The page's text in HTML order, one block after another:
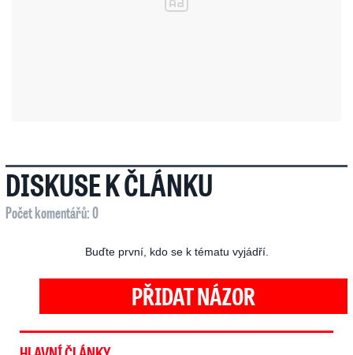
DISKUSE K ČLÁNKU
Počet komentářů: 0
Buďte první, kdo se k tématu vyjádří.
PŘIDAT NÁZOR